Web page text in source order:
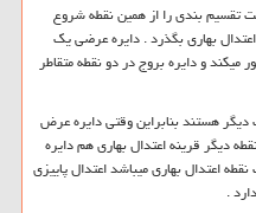
تقسیم بندی را از همین نقطه شروع
بهاری بگذرد . دایره عرضی یک
و دایره بروج در دو نقطه متقاطر
دیگر هستند بنابراین وقتی دایره عرض
دیگر قرینه اعتدال بهاری هم دایره
اعتدال بهاری میباشد اعتدال پاییزی